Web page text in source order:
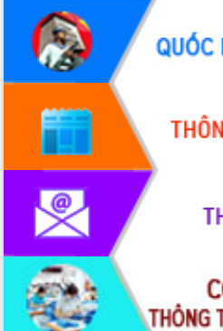
Định vị cà phê Việt Nam như một “di
sản sống” trong dòng chảy toàn cầu
Xây dựng nông thôn mới: Nâng cao đời
sống người dân từ những mô hình thiết
Quyết liệt tháo gỡ vướng mắc, đẩy
nhanh tiến độ các dự án trọng điểm
trong Khu kinh tế Nam Phú Yên
Hòn Yến phát triển du lịch gắn với bảo
tồn biển
Lấy ý kiến điều chỉnh Quy hoạch tỉnh
Đắk Lắk thời kỳ 2021-2030, tầm nhìn
đến năm 2050
Phát động chiến dịch 30 ngày đêm
giải phóng mặt bằng Tuyến đường bộ
ven biển